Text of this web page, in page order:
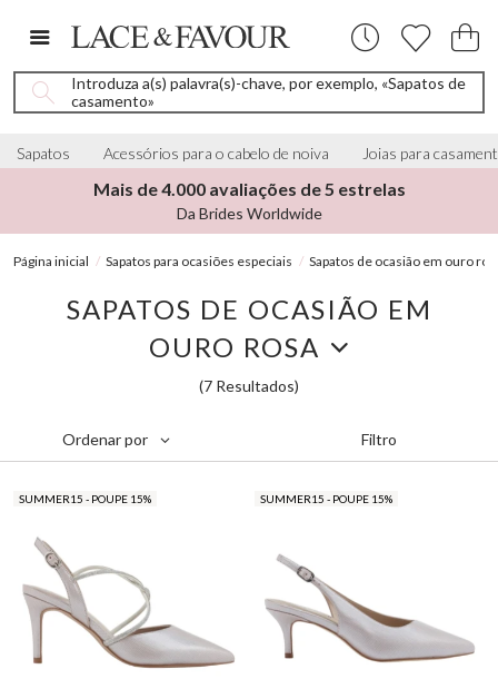
Introduza a(s) palavra(s)-chave, por exemplo, «Sapatos de
casamento»
Sapatos Acessórios para o cabelo de noiva Joias para
Mais de 4.000 avaliações de 5 estrelas
Da Brides Worldwide
Página inicial Sapatos para ocasiões especiais Sapatos de ocasião em ouro
SAPATOS DE OCASIÃO EM
OURO ROSA
(7 Resultados)
Ordenar por Filtro
SUMMER15 - POUPE 15% SUMMER15 - POUPE 15%